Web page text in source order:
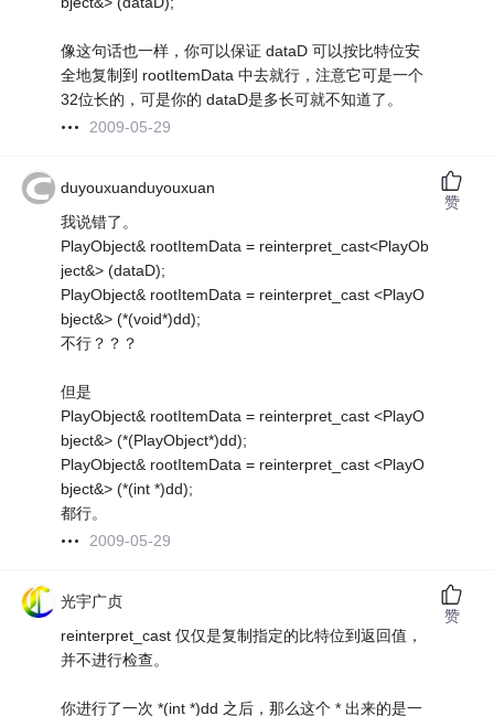
像这句话也一样，你可以保证 dataD 可以按比特位安
全地复制到 rootItemData 中去就行，注意它可是一个
32位长的，可是你的 dataD是多长可就不知道了。
2009-05-29
duyouxuanduyouxuan
我说错了。
PlayObject& rootItemData = reinterpret_cast<PlayOb
ject&> (dataD);
PlayObject& rootItemData = reinterpret_cast <PlayO
bject&> (*(void*)dd);
不行？？？
但是
PlayObject& rootItemData = reinterpret_cast <PlayO
bject&> (*(PlayObject*)dd);
PlayObject& rootItemData = reinterpret_cast <PlayO
bject&> (*(int *)dd);
都行。
2009-05-29
赞
光宇广贞
reinterpret_cast 仅仅是复制指定的比特位到返回值，
并不进行检查。
你进行了一次 *(int *)dd 之后，那么这个 * 出来的是一
赞